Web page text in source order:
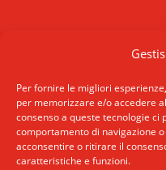
Per fornire le migliori
per memorizzare e/o accedere
consenso a queste tecnologie
comportamento di navigazione
acconsentire o ritirare il
caratteristiche e funzioni.
INDIRIZZO
ROMA: Via San
Roma
MILANO: Via E. De
+A
Alto Contrasto
Modalità Scura
Disattiva Immagini
Evidenzia Link